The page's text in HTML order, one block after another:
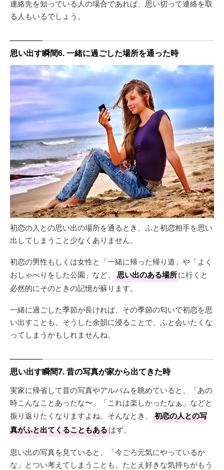
連絡先を知っている人の場合であれば、思い切って連絡を取
る人もいるでしょう。
思い出す瞬間6. 一緒に過ごした場所を通った時
初恋の人との思い出の場所を通るとき、ふと初恋相手を思い
出してしまうこと少なくありません。
初恋の男性もしくは女性と「一緒に帰った帰り道」や「よく
おしゃべりをした公園」など、
思い出のある場所に行くと
必然的にそのときの記憶が蘇ります。
一緒に過ごした季節が長ければ、その季節の匂いで初恋を思
い出すことも。そうした余韻に浸ることで、ふと会いたくな
ってしまうかもしれませんね。
思い出す瞬間7. 昔の写真が家から出てきた時
実家に帰省して昔の写真やアルバムを眺めていると、「あの
時こんなことあったな〜」「これは楽しかったなぁ」などと
振り返りたくなりますよね。そんなとき、
初恋の人との写
真がふと出てくることもあるはず。
思い出の写真を見ていると、「今ごろ元気にやっているか
な」とつい考えてしまうことも。たとえ好きな気持ちがもう